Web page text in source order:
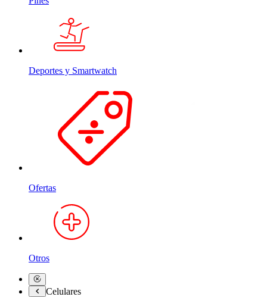
Deportes y Smartwatch
Ofertas
Otros
Celulares